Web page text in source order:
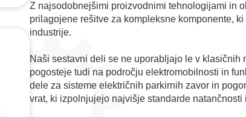
Z najsodobnejšimi proizvodnimi tehnologijami in
prilagojene rešitve za kompleksne komponente,
industrije.
Naši sestavni deli se ne uporabljajo le v klasičnih
pogosteje tudi na področju elektromobilnosti in
dele za sisteme električnih parkirnih zavor in
vrat, ki izpolnjujejo najvišje standarde natančnosti